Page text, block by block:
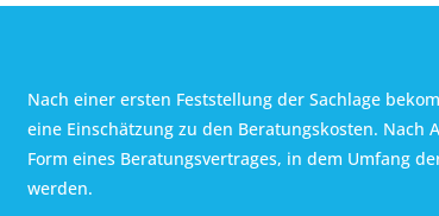
Nach einer ersten Feststellung der Sachlage
eine Einschätzung zu den Beratungskosten.
Form eines Beratungsvertrages, in dem Umfang
werden.